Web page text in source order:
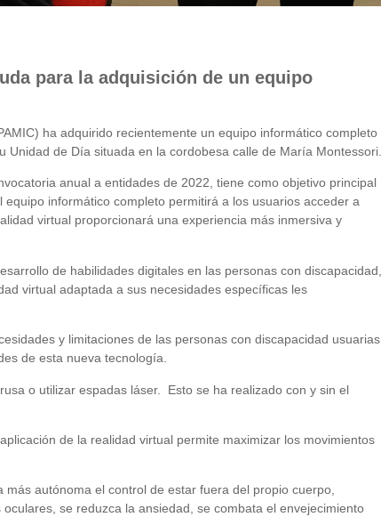
para la adquisición de un equipo
ha adquirido recientemente un equipo informático completo
de Día situada en la cordobesa calle de María Montessori.
anual a entidades de 2022, tiene como objetivo principal
informático completo permitirá a los usuarios acceder a
virtual proporcionará una experiencia más inmersiva y
de habilidades digitales en las personas con discapacidad,
virtual adaptada a sus necesidades específicas les
y limitaciones de las personas con discapacidad usuarias
de esta nueva tecnología.
o utilizar espadas láser. Esto se ha realizado con y sin el
de la realidad virtual permite maximizar los movimientos
autónoma el control de estar fuera del propio cuerpo,
se reduzca la ansiedad, se combata el envejecimiento